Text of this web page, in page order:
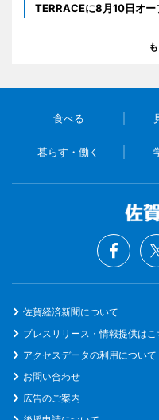
TERRACEに8月10日オー
食べる
暮らす・働く
佐賀経済新聞について
プレスリリース・情報提供はこ
アクセスデータの利用について
お問い合わせ
広告のご案内